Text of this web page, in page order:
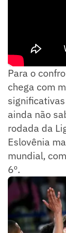
Para o
chega com
ainda não
rodada da
Eslovênia
mundial,
6º.